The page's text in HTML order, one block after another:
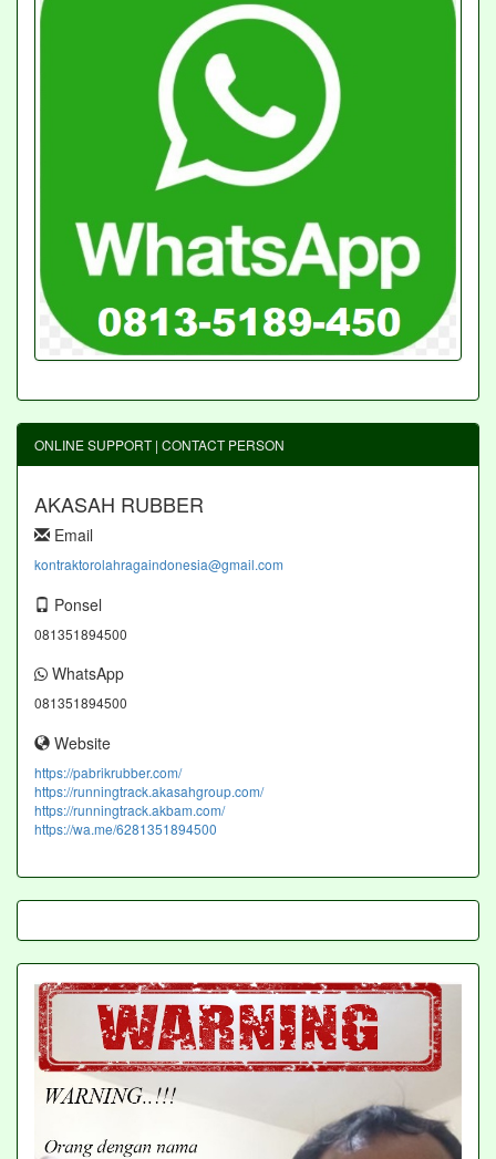
ONLINE SUPPORT | CONTACT PERSON
AKASAH RUBBER
Email
kontraktorolahragaindonesia@gmail.com
Ponsel
081351894500
WhatsApp
081351894500
Website
https://pabrikrubber.com/
https://runningtrack.akasahgroup.com/
https://runningtrack.akbam.com/
https://wa.me/6281351894500